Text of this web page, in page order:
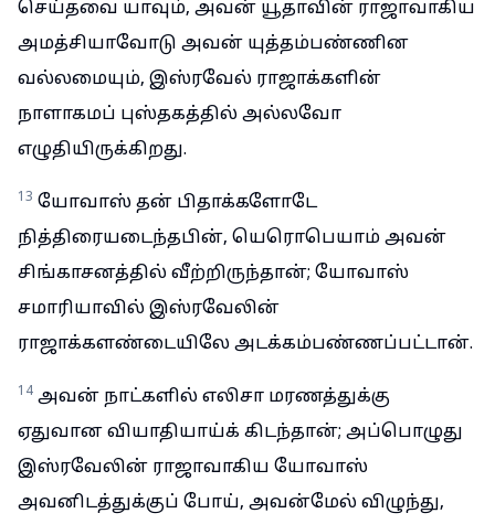
செய்தவை யாவும், அவன் யூதாவின் ராஜாவாகிய
அமத்சியாவோடு அவன் யுத்தம்பண்ணின
வல்லமையும், இஸ்ரவேல் ராஜாக்களின்
நாளாகமப் புஸ்தகத்தில் அல்லவோ
எழுதியிருக்கிறது.
13 யோவாஸ் தன் பிதாக்களோடே
நித்திரையடைந்தபின், யெரொபெயாம் அவன்
சிங்காசனத்தில் வீற்றிருந்தான்; யோவாஸ்
சமாரியாவில் இஸ்ரவேலின்
ராஜாக்களண்டையிலே அடக்கம்பண்ணப்பட்டான்.
14 அவன் நாட்களில் எலிசா மரணத்துக்கு
ஏதுவான வியாதியாய்க் கிடந்தான்; அப்பொழுது
இஸ்ரவேலின் ராஜாவாகிய யோவாஸ்
அவனிடத்துக்குப் போய், அவன்மேல் விழுந்து,